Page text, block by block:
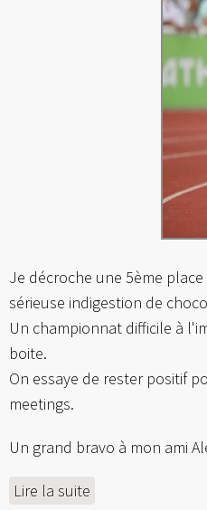
Je décroche une 5ème
sérieuse indigestion de
Un championnat difficile à
boite.
On essaye de rester positif
meetings.
Un grand bravo à mon ami
Lire la suite